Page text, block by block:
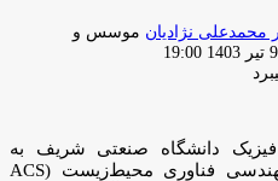
موسس و
ارسال
ایمیل
9 تیر 1403 19:00
دانشگاه صنعتی شریف به
عضویت هیات تحریریه نشریه مهندسی فناوری محیط‌زیست (ACS